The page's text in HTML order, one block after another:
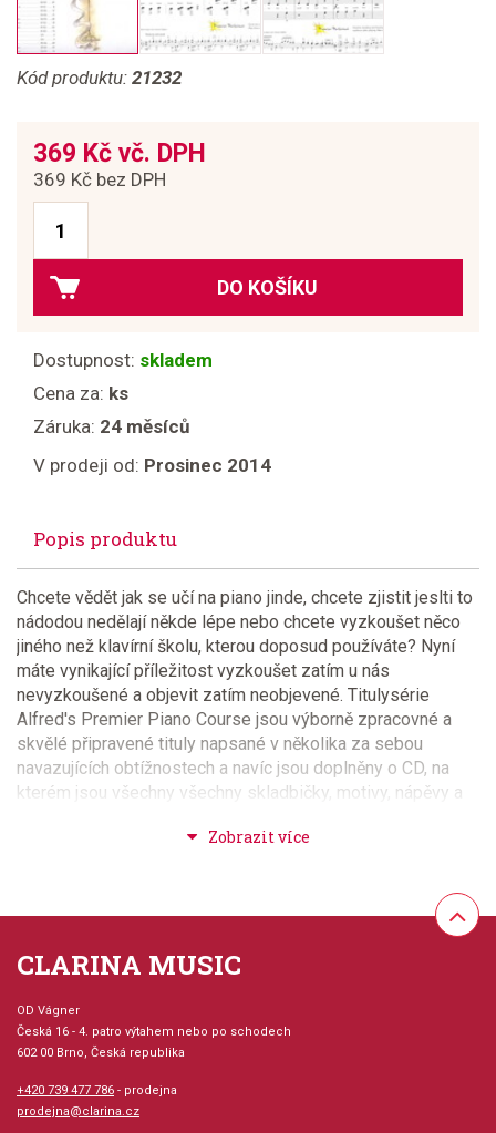
Kód produktu: 21232
369 Kč vč. DPH
369 Kč bez DPH
DO KOŠÍKU
Dostupnost: skladem
Cena za: ks
Záruka: 24 měsíců
V prodeji od: Prosinec 2014
Popis produktu
Chcete vědět jak se učí na piano jinde, chcete zjistit jeslti to
nádodou nedělají někde lépe nebo chcete vyzkoušet něco
jiného než klavírní školu, kterou doposud používáte? Nyní
máte vynikající příležitost vyzkoušet zatím u nás
nevyzkoušené a objevit zatím neobjevené. Titulysérie
Alfred's Premier Piano Course jsou výborně zpracovné a
skvělé připravené tituly napsané v několika za sebou
navazujících obtížnostech a navíc jsou doplněny o CD, na
kterém jsou všechny všechny skladbičky, motivy, nápěvy a
zahrát s nahrávkou na přiloženém CD. Většina skladeb je
například Lesson (lekce), Theory (teorie), Performance
(vystoupení) a případně další přednesové sešity v dané
obtížnosti..Všechny sešity jsou velmi pěkně graficky
kvízů. Chcete-li Vaše žáky učit příjemnou a zábavnou
formou, pak Vám v tom bude tato série velmi zdatně
pomáhat !!! Velmi povedené !!!
Provedení: sešit + CD
CLARINA MUSIC
OD Vágner
Česká 16 - 4. patro výtahem nebo po schodech
602 00 Brno, Česká republika
+420 739 477 786 - prodejna
prodejna@clarina.cz